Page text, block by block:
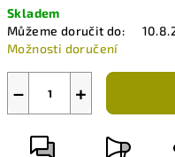
cena:
Skladem
Můžeme doručit do:
Možnosti doručení
+
−